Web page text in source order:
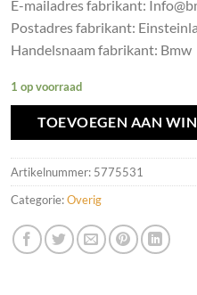
E-mailadres fabrikant:
Postadres fabrikant:
Handelsnaam fabrikant: Bmw
1 op voorraad
TOEVOEGEN AAN
Artikelnummer: 5775531
Categorie:Overig